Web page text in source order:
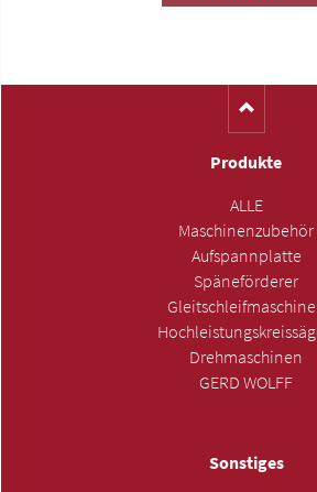
Produkte
ALLE
Maschinenzubehör
Aufspannplatte
Späneförderer
Drehmaschinen
GERD WOLFF
Sonstiges